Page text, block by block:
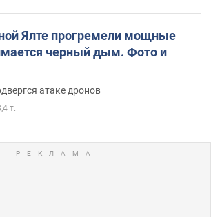
Ялте прогремели мощные
черный дым. Фото и
атаке дронов
т.